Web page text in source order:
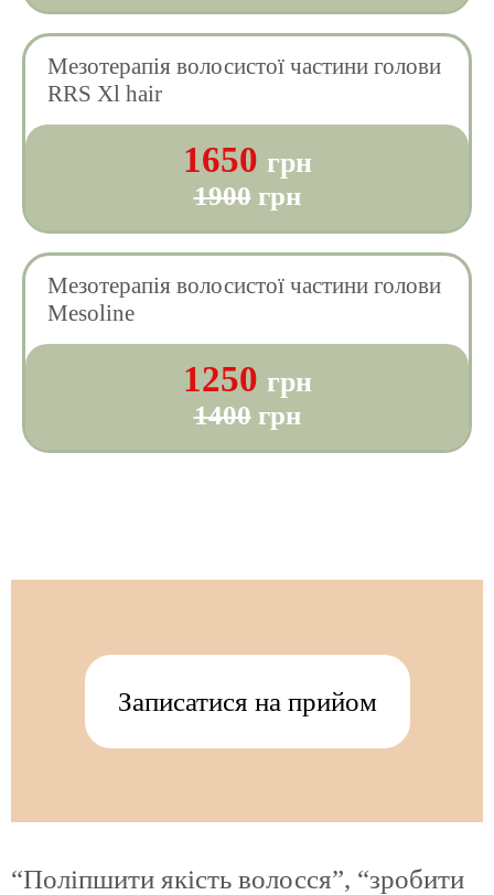
Мезотерапія волосистої частини голови
RRS Xl hair
1650 грн
1900грн
Мезотерапія волосистої частини голови
Mesoline
1250 грн
1400грн
Записатися на прийом
“Поліпшити якість волосся”, “зробити